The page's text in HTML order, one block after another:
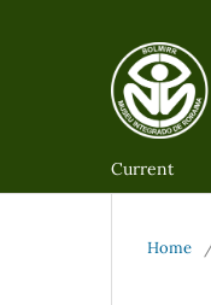
Current
Home